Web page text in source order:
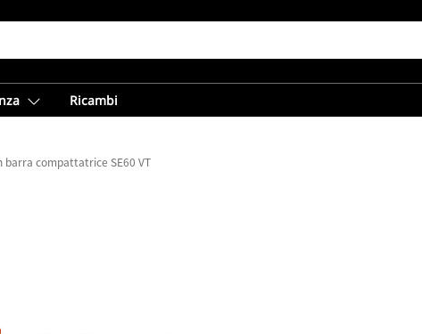
Ricambi
barra compattatrice SE60 VT